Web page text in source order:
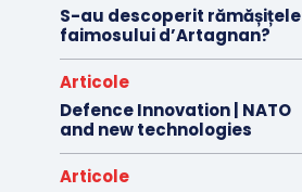
S-au descoperit rămășițele
faimosului d’Artagnan?
Articole
Defence Innovation | NATO
and new technologies
Articole